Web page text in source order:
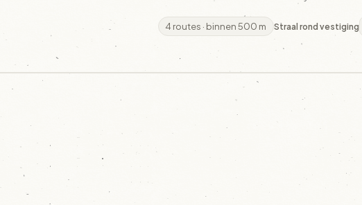
4 routes · binnen 500 m Straal rond vestiging